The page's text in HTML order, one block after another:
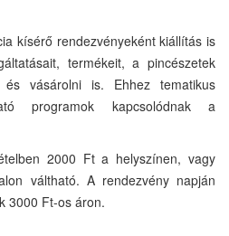
kísérő rendezvényeként kiállítás is
termékeit, a pincészetek
vásárolni is. Ehhez tematikus
programok kapcsolódnak a
2000 Ft a helyszínen, vagy
váltható. A rendezvény napján
3000 Ft-os áron.